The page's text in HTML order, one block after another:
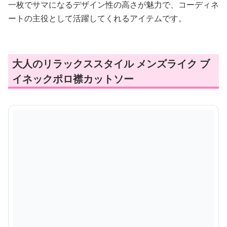
一枚でサマになるデザイン性の高さが魅力で、コーディネ
ートの主役として活躍してくれるアイテムです。
大人のリラックススタイル メンズライク ブ
イネックポロ襟カットソー